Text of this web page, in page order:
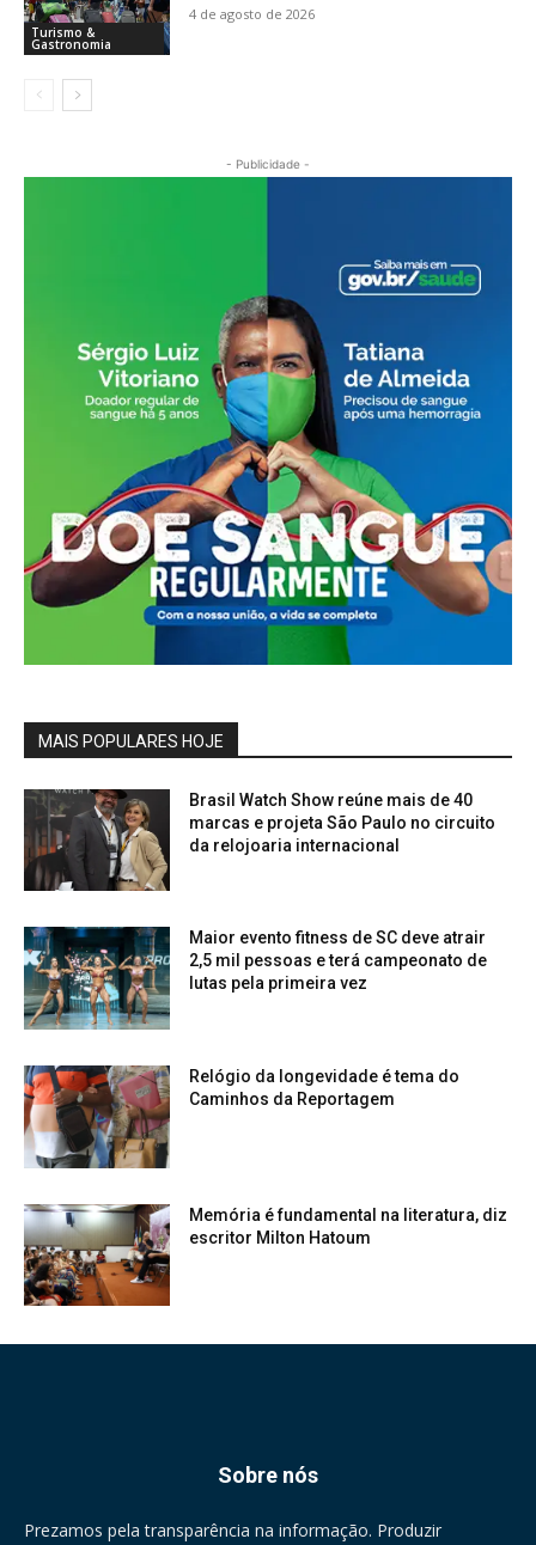
Turismo &
Gastronomia
4 de agosto de 2026
- Publicidade -
MAIS POPULARES HOJE
Brasil Watch Show reúne mais de 40
marcas e projeta São Paulo no circuito
da relojoaria internacional
Maior evento fitness de SC deve atrair
2,5 mil pessoas e terá campeonato de
lutas pela primeira vez
Relógio da longevidade é tema do
Caminhos da Reportagem
Memória é fundamental na literatura, diz
escritor Milton Hatoum
Sobre nós
Prezamos pela transparência na informação. Produzir